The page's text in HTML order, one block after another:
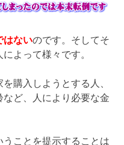
はないのです。そしてそ
よって様々です。
購入しようとする人、
ど、人により必要な金
ことを提示することは